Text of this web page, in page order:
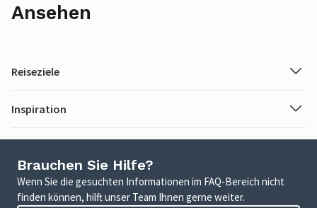
Ansehen
Reiseziele
Inspiration
Brauchen Sie Hilfe?
Wenn Sie die gesuchten Informationen im FAQ-Bereich nicht
finden können, hilft unser Team Ihnen gerne weiter.